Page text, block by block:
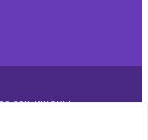
защищены